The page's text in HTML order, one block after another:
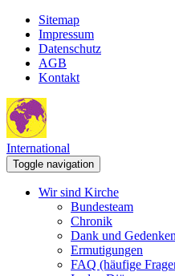
Sitemap
Impressum
Datenschutz
AGB
Kontakt
International
Toggle navigation
Wir sind Kirche
Bundesteam
Chronik
Dank und Gedenken
Ermutigungen
FAQ (häufige